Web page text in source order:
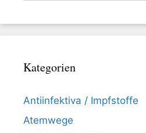
Kategorien
Antiinfektiva / Impfstoffe
Atemwege